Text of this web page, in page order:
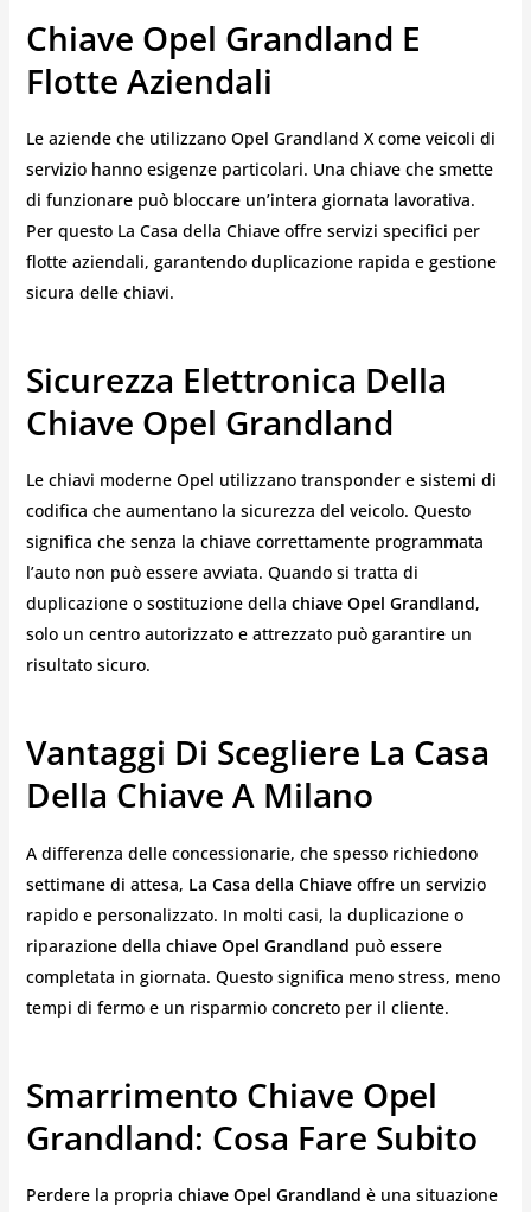
Chiave Opel Grandland E
Flotte Aziendali
Le aziende che utilizzano Opel Grandland X come veicoli di
servizio hanno esigenze particolari. Una chiave che smette
di funzionare può bloccare un’intera giornata lavorativa.
Per questo La Casa della Chiave offre servizi specifici per
flotte aziendali, garantendo duplicazione rapida e gestione
sicura delle chiavi.
Sicurezza Elettronica Della
Chiave Opel Grandland
Le chiavi moderne Opel utilizzano transponder e sistemi di
codifica che aumentano la sicurezza del veicolo. Questo
significa che senza la chiave correttamente programmata
l’auto non può essere avviata. Quando si tratta di
duplicazione o sostituzione della chiave Opel Grandland,
solo un centro autorizzato e attrezzato può garantire un
risultato sicuro.
Vantaggi Di Scegliere La Casa
Della Chiave A Milano
A differenza delle concessionarie, che spesso richiedono
settimane di attesa, La Casa della Chiaveoffre un servizio
rapido e personalizzato. In molti casi, la duplicazione o
riparazione della chiave Opel Grandland può essere
completata in giornata. Questo significa meno stress, meno
tempi di fermo e un risparmio concreto per il cliente.
Smarrimento Chiave Opel
Grandland: Cosa Fare Subito
Perdere la propria chiave Opel Grandland è una situazione